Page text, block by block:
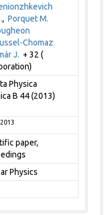
,Porquet M.
Chomaz
J. + 32 (
Physica
B 44 (2013)
2013
paper,
Physics